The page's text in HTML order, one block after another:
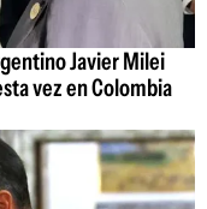
Javier Milei
vez en Colombia